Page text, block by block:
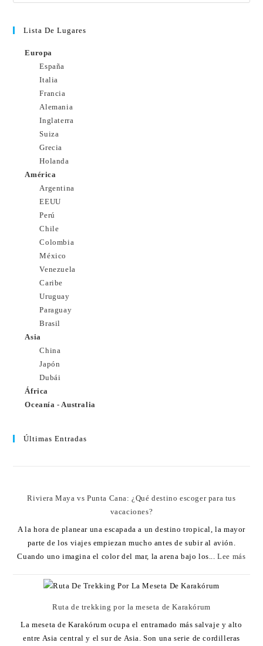
Lista De Lugares
Europa
España
Italia
Francia
Alemania
Inglaterra
Suiza
Grecia
Holanda
América
Argentina
EEUU
Perú
Chile
Colombia
México
Venezuela
Caribe
Uruguay
Paraguay
Brasil
Asia
China
Japón
Dubái
África
Oceanía - Australia
Últimas Entradas
Riviera Maya vs Punta Cana: ¿Qué destino escoger para tus
vacaciones?
A la hora de planear una escapada a un destino tropical, la mayor
parte de los viajes empiezan mucho antes de subir al avión.
Cuando uno imagina el color del mar, la arena bajo los...Lee más
Ruta de trekking por la meseta de Karakórum
La meseta de Karakórum ocupa el entramado más salvaje y alto
entre Asia central y el sur de Asia. Son una serie de cordilleras